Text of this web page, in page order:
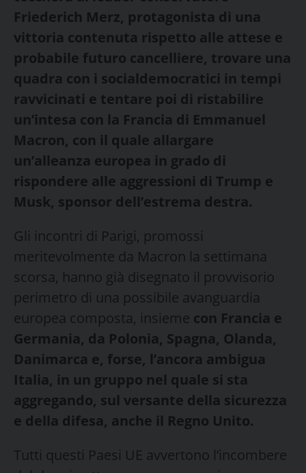
Friederich Merz, protagonista di una
vittoria contenuta rispetto alle attese e
probabile futuro cancelliere, trovare una
quadra con i socialdemocratici in tempi
ravvicinati e tentare poi di ristabilire
un’intesa con la Francia di Emmanuel
Macron, con il quale allargare
un’alleanza europea in grado di
rispondere alle aggressioni di Trump e
Musk, sponsor dell’estrema destra.
Gli incontri di Parigi, promossi
meritevolmente da Macron la settimana
scorsa, hanno già disegnato il provvisorio
perimetro di una possibile avanguardia
europea composta, insieme con Francia e
Germania, da Polonia, Spagna, Olanda,
Danimarca e, forse, l’ancora ambigua
Italia, in un gruppo nel quale si sta
aggregando, sul versante della sicurezza
e della difesa, anche il Regno Unito.
Tutti questi Paesi UE avvertono l’incombere